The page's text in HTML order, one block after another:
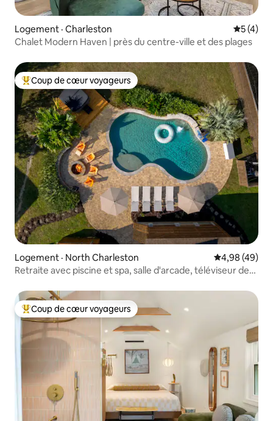
Logement · Charleston Note
5 (4)
Chalet Modern Haven | près du centre-ville et des plages
Coup de cœur voyageurs parmi les plus aimés
Coup de cœur voyageurs
Logement · North Charleston Note
4,98 (49)
Retraite avec piscine et spa, salle d'arcade, téléviseur de
Coup de cœur voyageurs parmi les plus aimés
Coup de cœur voyageurs